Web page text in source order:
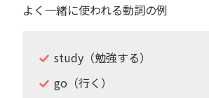
よく一緒に使われる動詞の例
study（勉強する）
go（行く）